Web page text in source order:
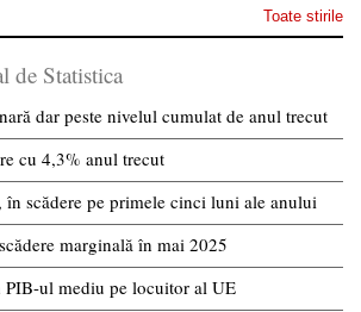
Toate stirile
de Statistica
dar peste nivelul cumulat de anul trecut
cu 4,3% anul trecut
scădere pe primele cinci luni ale anului
marginală în mai 2025
PIB-ul mediu pe locuitor al UE